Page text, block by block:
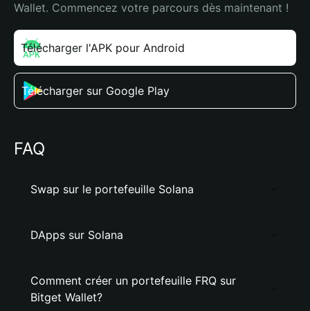
Wallet. Commencez votre parcours dès maintenant !
Télécharger l'APK pour Android
Télécharger sur Google Play
FAQ
Swap sur le portefeuille Solana
DApps sur Solana
Comment créer un portefeuille FRQ sur
Bitget Wallet?